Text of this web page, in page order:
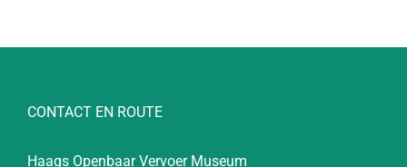
CONTACT EN ROUTE
Haags Openbaar Vervoer Museum